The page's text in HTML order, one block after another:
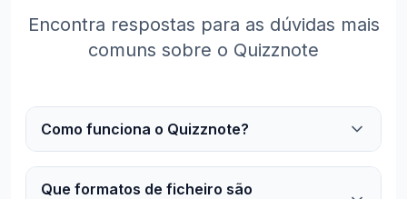
Encontra respostas para as dúvidas mais
comuns sobre o Quizznote
Como funciona o Quizznote?
Que formatos de ficheiro são